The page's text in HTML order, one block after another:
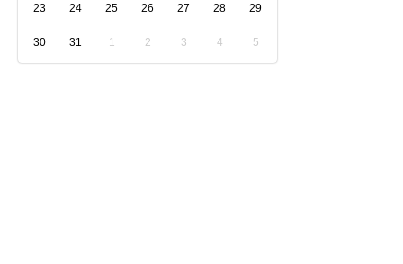
23 24 25 26 27 28 29
30 31 1 2 3 4 5